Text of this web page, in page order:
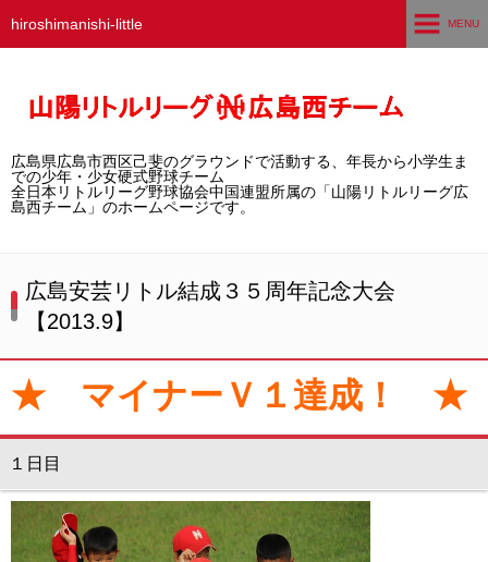
hiroshimanishi-little
広島県広島市西区己斐のグラウンドで活動する、年長から小学生ま
での少年・少女硬式野球チーム
全日本リトルリーグ野球協会中国連盟所属の「山陽リトルリーグ広
島西チーム」のホームページです。
MENU
広島西チームとは
選手募集／体験・見学
選手・スタッフ紹介
卒団生の声
ガンバレ！広島西ブログ
広島安芸リトル結成３５周年記念大会
【2013.9】
★ マイナーＶ１達成！ ★
１日目